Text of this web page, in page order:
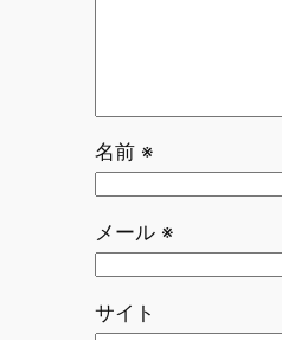
名前 ※
メール ※
サイト